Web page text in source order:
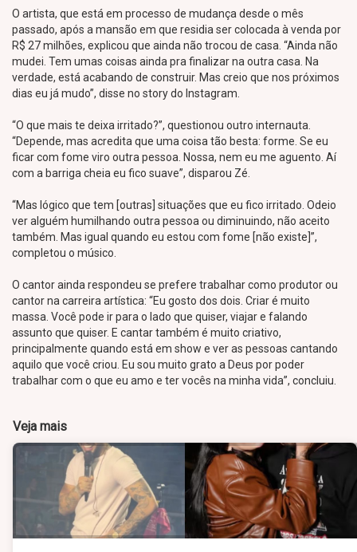
O artista, que está em processo de mudança desde o mês
passado, após a mansão em que residia ser colocada à venda por
R$ 27 milhões, explicou que ainda não trocou de casa. “Ainda não
mudei. Tem umas coisas ainda pra finalizar na outra casa. Na
verdade, está acabando de construir. Mas creio que nos próximos
dias eu já mudo”, disse no story do Instagram.
“O que mais te deixa irritado?”, questionou outro internauta.
“Depende, mas acredita que uma coisa tão besta: forme. Se eu
ficar com fome viro outra pessoa. Nossa, nem eu me aguento. Aí
com a barriga cheia eu fico suave”, disparou Zé.
“Mas lógico que tem [outras] situações que eu fico irritado. Odeio
ver alguém humilhando outra pessoa ou diminuindo, não aceito
também. Mas igual quando eu estou com fome [não existe]”,
completou o músico.
O cantor ainda respondeu se prefere trabalhar como produtor ou
cantor na carreira artística: “Eu gosto dos dois. Criar é muito
massa. Você pode ir para o lado que quiser, viajar e falando
assunto que quiser. E cantar também é muito criativo,
principalmente quando está em show e ver as pessoas cantando
aquilo que você criou. Eu sou muito grato a Deus por poder
trabalhar com o que eu amo e ter vocês na minha vida”, concluiu.
Veja mais